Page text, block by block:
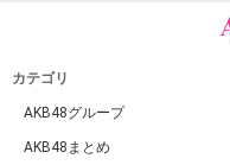
カテゴリ
AKB48グループ
AKB48まとめ